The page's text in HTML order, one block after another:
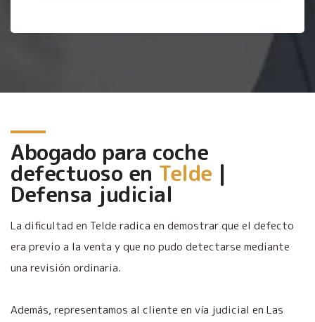
Abogado para coche
defectuoso en Telde |
Defensa judicial
La dificultad en Telde radica en demostrar que el defecto
era previo a la venta y que no pudo detectarse mediante
una revisión ordinaria.
Además, representamos al cliente en vía judicial en Las